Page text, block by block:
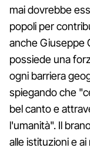
mai dovrebbe
popoli per
anche Giuseppe
possiede una
ogni barriera
spiegando che
bel canto e
l'umanità". Il
alle istituzioni e